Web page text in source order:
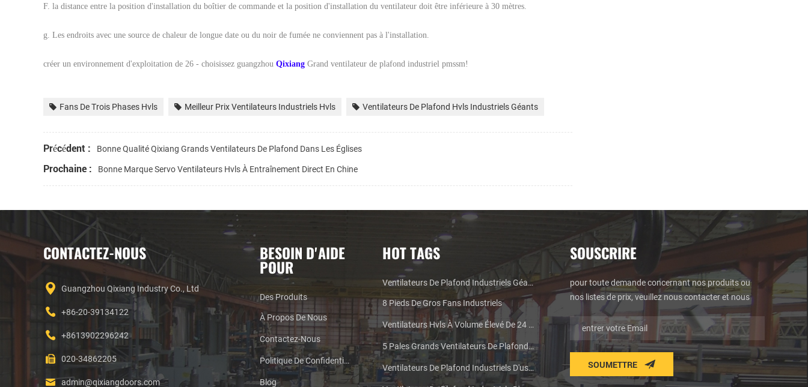
F. la distance entre la position d'installation du boîtier de commande et la position d'installation du ventilateur doit être inférieure à 30 mètres.
g. Les endroits avec une source de chaleur de longue date ou du noir de fumée ne conviennent pas à l'installation.
créer un environnement d'exploitation de 26 - choisissez guangzhou Qixiang Grand ventilateur de plafond industriel pmssm!
Fans De Trois Phases Hvls Meilleur Prix Ventilateurs Industriels Hvls Ventilateurs De Plafond Hvls Industriels Géants
Précédent : Bonne Qualité Qixiang Grands Ventilateurs De Plafond Dans Les Églises
Prochaine : Bonne Marque Servo Ventilateurs Hvls À Entraînement Direct En Chine
CONTACTEZ-NOUS
Guangzhou Qixiang Industry Co., Ltd
+86-20-39134122
+8613902296242
020-34862205
admin@qixiangdoors.com
BESOIN D'AIDE
POUR
Des Produits
À Propos De Nous
Contactez-Nous
Politique De Confidentialité
Blog
HOT TAGS
Ventilateurs De Plafond Industriels Géants
8 Pieds De Gros Fans Industriels
Ventilateurs Hvls À Volume Élevé De 24 Pieds
5 Pales Grands Ventilateurs De Plafond Industriels
Ventilateurs De Plafond Industriels D'usine De 24 Pieds
SOUSCRIRE
pour toute demande concernant nos produits ou
nos listes de prix, veuillez nous contacter et nous
vous contacterons dans les 24 heures.